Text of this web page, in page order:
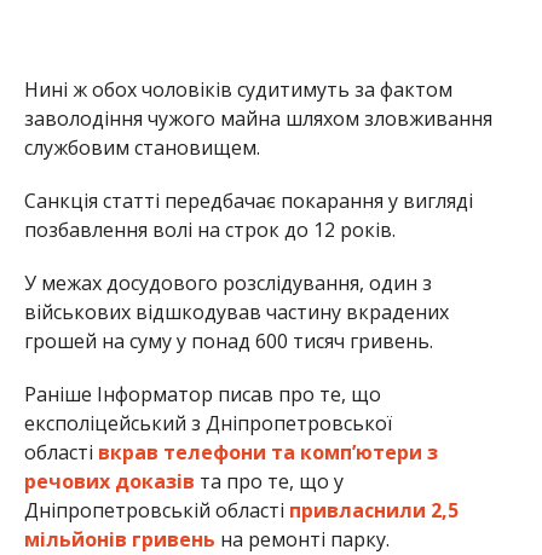
Нині ж обох чоловіків судитимуть за фактом
заволодіння чужого майна шляхом зловживання
службовим становищем.
Санкція статті передбачає покарання у вигляді
позбавлення волі на строк до 12 років.
У межах досудового розслідування, один з
військових відшкодував частину вкрадених
грошей на суму у понад 600 тисяч гривень.
Раніше Інформатор писав про те, що
експоліцейський з Дніпропетровської
області вкрав телефони та комп’ютери з
речових доказів та про те, що у
Дніпропетровській області привласнили 2,5
мільйонів гривень на ремонті парку.